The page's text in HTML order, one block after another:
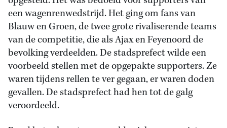
een wagenrenwedstrijd. Het ging om fans van
Blauw en Groen, de twee grote rivaliserende teams
van de competitie, die als Ajax en Feyenoord de
bevolking verdeelden. De stadsprefect wilde een
voorbeeld stellen met de opgepakte supporters. Ze
waren tijdens rellen te ver gegaan, er waren doden
gevallen. De stadsprefect had hen tot de galg
veroordeeld.